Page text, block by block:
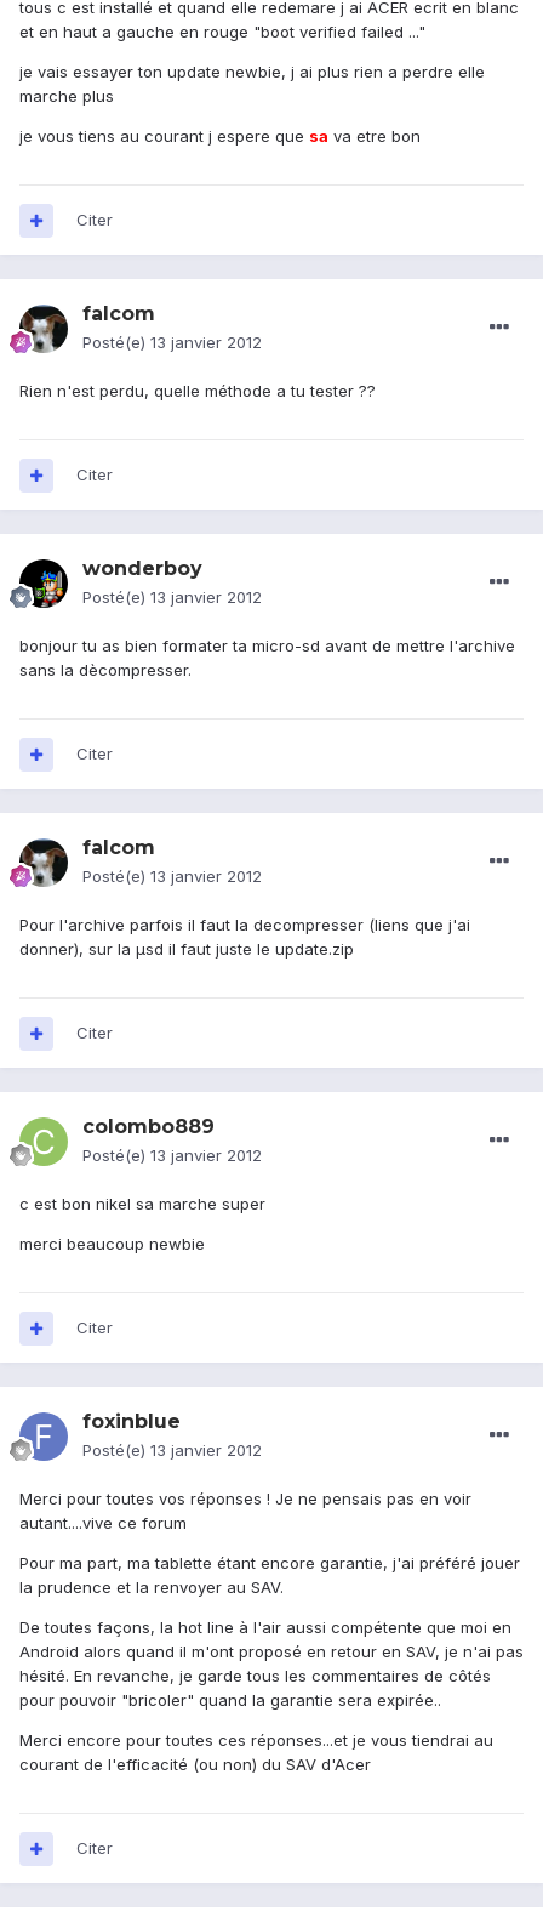
tous c est installé et quand elle redemare j ai ACER ecrit en blanc
et en haut a gauche en rouge "boot verified failed ..."
je vais essayer ton update newbie, j ai plus rien a perdre elle
marche plus
je vous tiens au courant j espere que sa va etre bon
Citer
falcom
Posté(e) 13 janvier 2012
Rien n'est perdu, quelle méthode a tu tester ??
Citer
wonderboy
Posté(e) 13 janvier 2012
bonjour tu as bien formater ta micro-sd avant de mettre l'archive
sans la dècompresser.
Citer
falcom
Posté(e) 13 janvier 2012
Pour l'archive parfois il faut la decompresser (liens que j'ai
donner), sur la µsd il faut juste le update.zip
Citer
colombo889
Posté(e) 13 janvier 2012
c est bon nikel sa marche super
merci beaucoup newbie
Citer
foxinblue
Posté(e) 13 janvier 2012
Merci pour toutes vos réponses ! Je ne pensais pas en voir
autant....vive ce forum
Pour ma part, ma tablette étant encore garantie, j'ai préféré jouer
la prudence et la renvoyer au SAV.
De toutes façons, la hot line à l'air aussi compétente que moi en
Android alors quand il m'ont proposé en retour en SAV, je n'ai pas
hésité. En revanche, je garde tous les commentaires de côtés
pour pouvoir "bricoler" quand la garantie sera expirée..
Merci encore pour toutes ces réponses...et je vous tiendrai au
courant de l'efficacité (ou non) du SAV d'Acer
Citer